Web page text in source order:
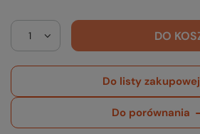
DO
Do listy zakupowej
Do porównania